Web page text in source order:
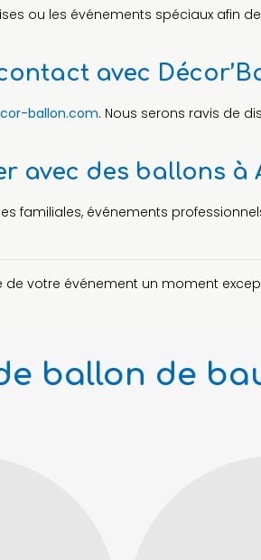
ou les événements spéciaux afin
avec
ballon.com. Nous serons ravis de
avec des ballons à
familiales, événements
votre événement un moment
ballon de